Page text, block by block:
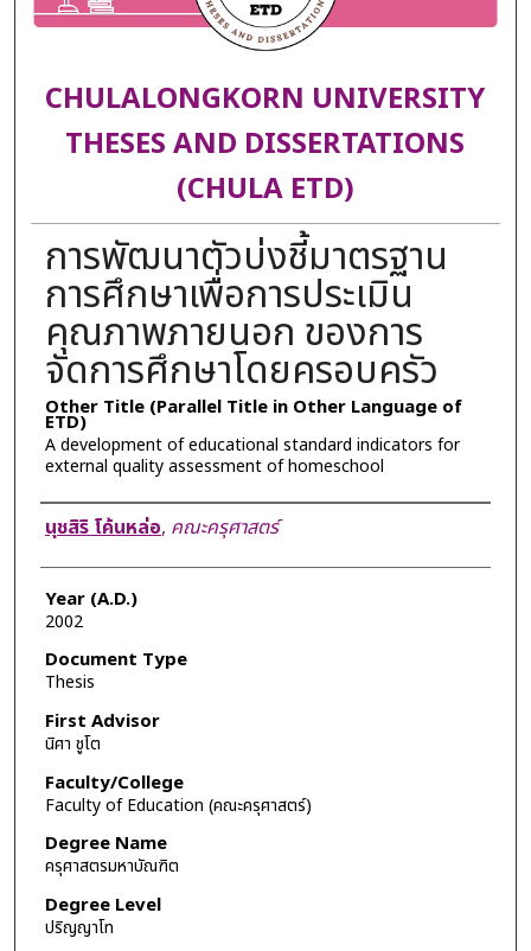
CHULALONGKORN UNIVERSITY
THESES AND DISSERTATIONS
(CHULA ETD)
การพัฒนาตัวบ่งชี้มาตรฐาน
การศึกษาเพื่อการประเมิน
คุณภาพภายนอก ของการ
จัดการศึกษาโดยครอบครัว
Other Title (Parallel Title in Other Language of
ETD)
A development of educational standard indicators for
external quality assessment of homeschool
Author
นุชสิริ โค้นหล่อ, คณะครุศาสตร์
Year (A.D.)
2002
Document Type
Thesis
First Advisor
นิศา ชูโต
Faculty/College
Faculty of Education (คณะครุศาสตร์)
Degree Name
ครุศาสตรมหาบัณฑิต
Degree Level
ปริญญาโท